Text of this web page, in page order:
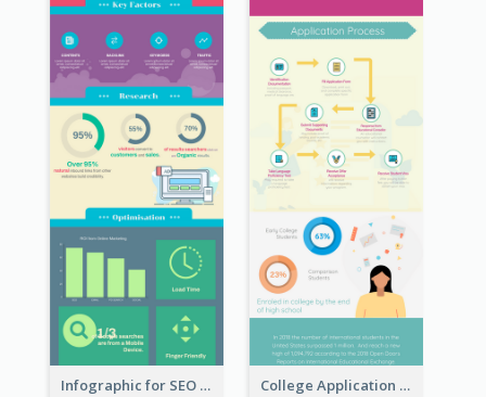
Infographic for SEO Marketing College Application Roadmap Infographic